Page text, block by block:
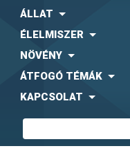
ÁLLAT
ÉLELMISZER
NÖVÉNY
ÁTFOGÓ TÉMÁK
KAPCSOLAT